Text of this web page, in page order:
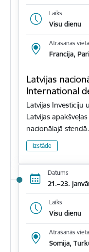
Laiks
Visu dienu
Atrašanās vieta
Francija,
Latvijas
International
Latvijas Investīciju
Latvijas
nacionālajā
Izstāde
Datums
21.–23.
Laiks
Visu dienu
Atrašanās vieta
Somija,